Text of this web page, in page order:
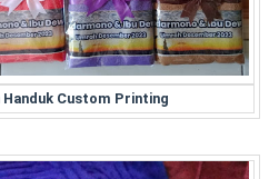
Custom Printing